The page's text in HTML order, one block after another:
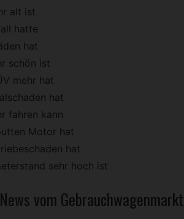
alt ist
hatte
hat
schön ist
mehr hat
hat
fahren kann
Motor hat
hat
sehr hoch ist
vom Gebrauchwagenmarkt